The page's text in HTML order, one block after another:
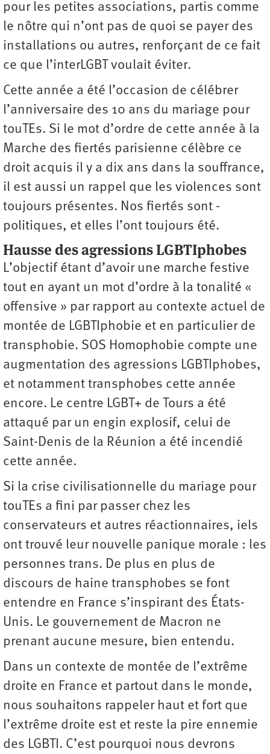
pour les petites associations, partis comme
le nôtre qui n’ont pas de quoi se payer des
installations ou autres, renforçant de ce fait
ce que l’interLGBT voulait éviter.
Cette année a été l’occasion de célébrer
l’anniversaire des 10 ans du mariage pour
touTEs. Si le mot d’ordre de cette année à la
Marche des fiertés parisienne célèbre ce
droit acquis il y a dix ans dans la souffrance,
il est aussi un rappel que les violences sont
toujours présentes. Nos fiertés sont ­
politiques, et elles l’ont toujours été.
Hausse des agressions LGBTIphobes
L’objectif étant d’avoir une marche festive
tout en ayant un mot d’ordre à la tonalité «
offensive » par rapport au contexte actuel de
montée de LGBTIphobie et en particulier de
transphobie. SOS Homophobie compte une
augmentation des agressions LGBTIphobes,
et notamment transphobes cette année
encore. Le centre LGBT+ de Tours a été
attaqué par un engin explosif, celui de
Saint-Denis de la Réunion a été incendié
cette année.
Si la crise civilisationnelle du mariage pour
touTEs a fini par passer chez les
conservateurs et autres réactionnaires, iels
ont trouvé leur nouvelle panique morale : les
personnes trans. De plus en plus de
discours de haine transphobes se font
entendre en France s’inspirant des États-
Unis. Le gouvernement de Macron ne
prenant aucune mesure, bien entendu.
Dans un contexte de montée de l’extrême
droite en France et partout dans le monde,
nous souhaitons rappeler haut et fort que
l’extrême droite est et reste la pire ennemie
des LGBTI. C’est pourquoi nous devrons